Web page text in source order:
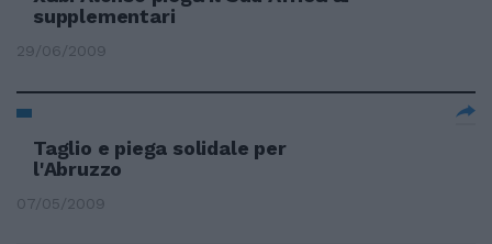
supplementari
29/06/2009
Taglio e piega solidale per
l'Abruzzo
07/05/2009